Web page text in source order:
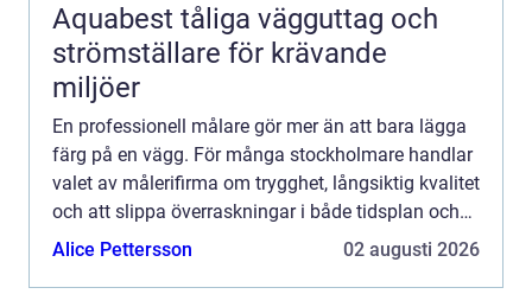
Aquabest tåliga vägguttag och
strömställare för krävande
miljöer
En professionell målare gör mer än att bara lägga
färg på en vägg. För många stockholmare handlar
valet av målerifirma om trygghet, långsiktig kvalitet
och att slippa överraskningar i både tidsplan och
budget. En genomtänkt målning kan förlänga
Alice Pettersson 02 augusti 2026